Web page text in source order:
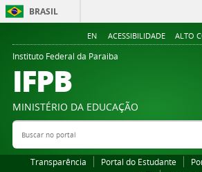
BRASIL
EN ACESSIBILIDADE ALTO
Instituto Federal da Paraiba
IFPB
MINISTÉRIO DA EDUCAÇÃO
Buscar no portal
Transparência Portal do Estudante